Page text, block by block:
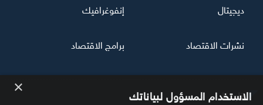
تابعنا
ديجيتال إنفوغرافيك
نشرات الاقتصاد برامج الاقتصاد
× الاستخدام المسؤول لبياناتك